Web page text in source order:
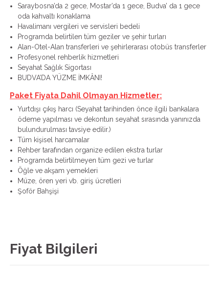
Saraybosna’da 2 gece, Mostar’da 1 gece, Budva’ da 1 gece
oda kahvaltı konaklama
Havalimanı vergileri ve servisleri bedeli
Programda belirtilen tüm geziler ve şehir turları
Alan-Otel-Alan transferleri ve şehirlerarası otobüs transferler
Profesyonel rehberlik hizmetleri
Seyahat Sağlık Sigortası
BUDVA’DA YÜZME İMKÂNI!
Paket Fiyata Dahil Olmayan Hizmetler:
Yurtdışı çıkış harcı (Seyahat tarihinden önce ilgili bankalara
ödeme yapılması ve dekontun seyahat sırasında yanınızda
bulundurulması tavsiye edilir.)
Tüm kişisel harcamalar
Rehber tarafından organize edilen ekstra turlar
Programda belirtilmeyen tüm gezi ve turlar
Öğle ve akşam yemekleri
Müze, ören yeri vb. giriş ücretleri
Şoför Bahşişi
Fiyat Bilgileri